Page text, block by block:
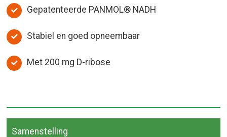
Gepatenteerde PANMOL® NADH
Stabiel en goed opneembaar
Met 200 mg D-ribose
Samenstelling